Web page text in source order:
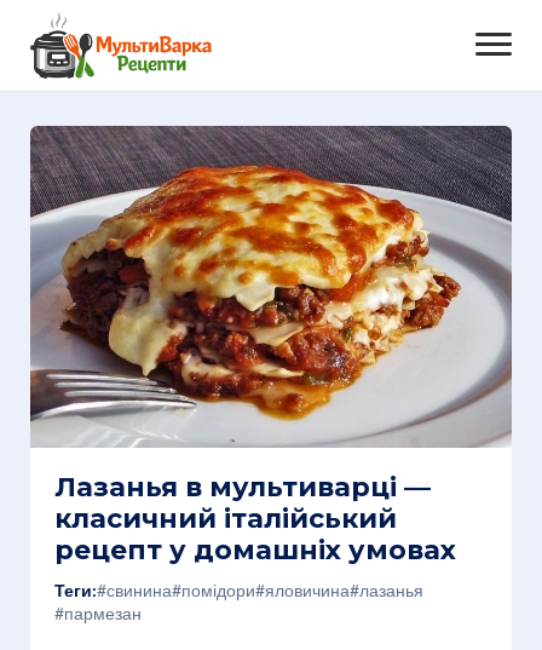
Лазанья в мультиварці —
класичний італійський
рецепт у домашніх умовах
Теги:#свинина#помідори#яловичина#лазанья
#пармезан